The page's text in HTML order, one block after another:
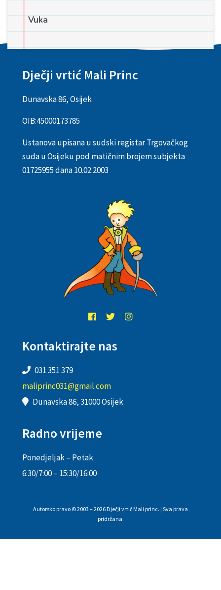
Vuka
Dječji vrtić Mali Princ
Dunavska 86, Osijek
OIB:45000173785
Ustanova upisana u sudski registar Trgovačkog
suda u Osijeku pod matičnim brojem subjekta
01725955 dana 10.02.2003
Kontaktirajte nas
031 351 379
maliprinc031@gmail.com
Dunavska 86, 31000 Osijek
Radno vrijeme
Ponedjeljak – Petak
6:30/7:00 – 15:30/16:00
Autorsko pravo © 2003 – 2026 Dječji vrtić Mali princ. | Sva prava
pridržana.